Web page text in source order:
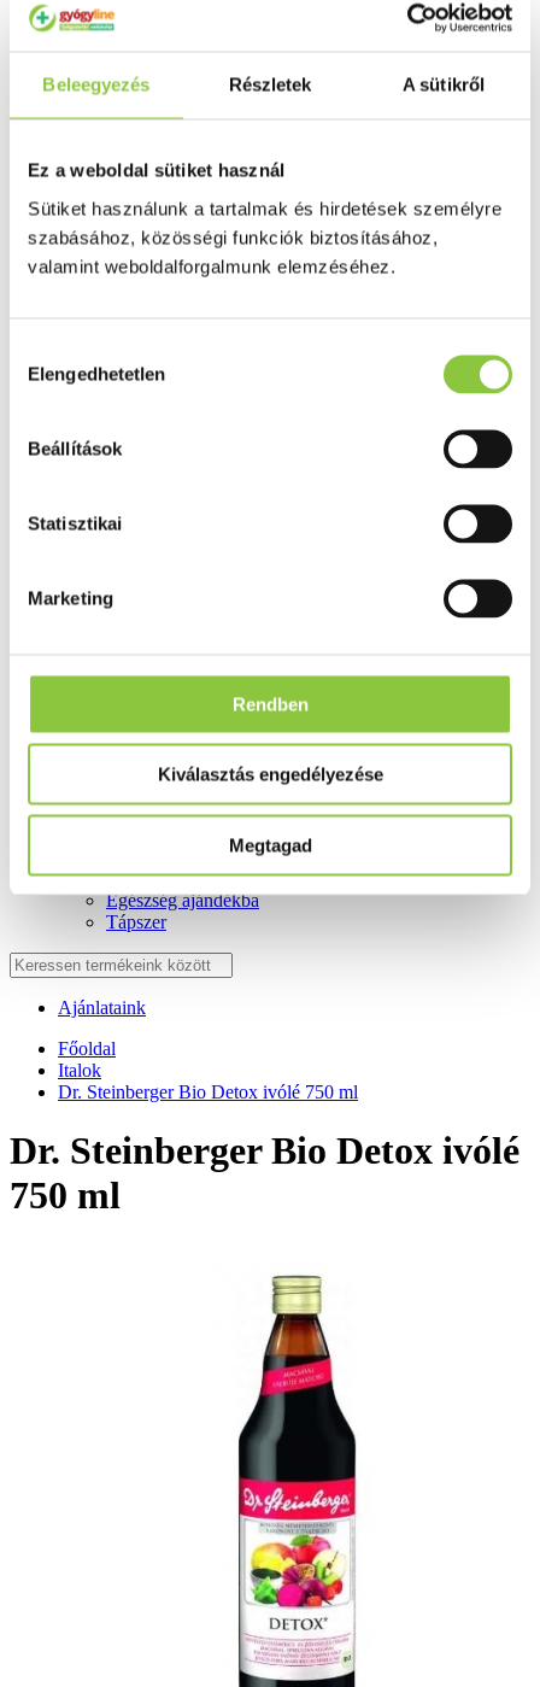
Beleegyezés Részletek A sütikről
Ez a weboldal sütiket használ
Sütiket használunk a tartalmak és hirdetések személyre
szabásához, közösségi funkciók biztosításához,
valamint weboldalforgalmunk elemzéséhez.
kiválasztása
Elengedhetetlen
Beállítások
Statisztikai
Marketing
Rendben
Kiválasztás engedélyezése
Megtagad
Puffadás, görcs
Probiotikum
Gyomorégés, savtúltenges
Emésztést elősegítő
Érzékszervek
Szem
Orr
Fül
Húgyutak
Fogamzásgátlás, síkosítók, potencia
Férfi problémák
Szájvíz
Műfogsor ápolás
Fogfehérítés
Teák
Gyógyteák
Könyvek
Egészség ajándékba
Tápszer
Ajánlataink
Főoldal
Italok
Dr. Steinberger Bio Detox ivólé 750 ml
Dr. Steinberger Bio Detox ivólé
750 ml